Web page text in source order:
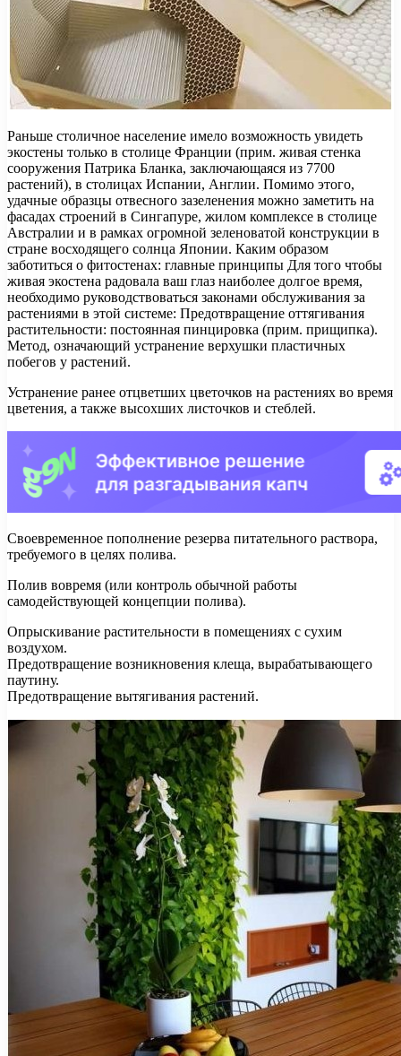
Раньше столичное население имело возможность увидеть
экостены только в столице Франции (прим. живая стенка
сооружения Патрика Бланка, заключающаяся из 7700
растений), в столицах Испании, Англии. Помимо этого,
удачные образцы отвесного зазеленения можно заметить на
фасадах строений в Сингапуре, жилом комплексе в столице
Австралии и в рамках огромной зеленоватой конструкции в
стране восходящего солнца Японии. Каким образом
заботиться о фитостенах: главные принципы Для того чтобы
живая экостена радовала ваш глаз наиболее долгое время,
необходимо руководствоваться законами обслуживания за
растениями в этой системе: Предотвращение оттягивания
растительности: постоянная пинцировка (прим. прищипка).
Метод, означающий устранение верхушки пластичных
побегов у растений.
Устранение ранее отцветших цветочков на растениях во время
цветения, а также высохших листочков и стеблей.
Своевременное пополнение резерва питательного раствора,
требуемого в целях полива.
Полив вовремя (или контроль обычной работы
самодействующей концепции полива).
Опрыскивание растительности в помещениях с сухим
воздухом.
Предотвращение возникновения клеща, вырабатывающего
паутину.
Предотвращение вытягивания растений.